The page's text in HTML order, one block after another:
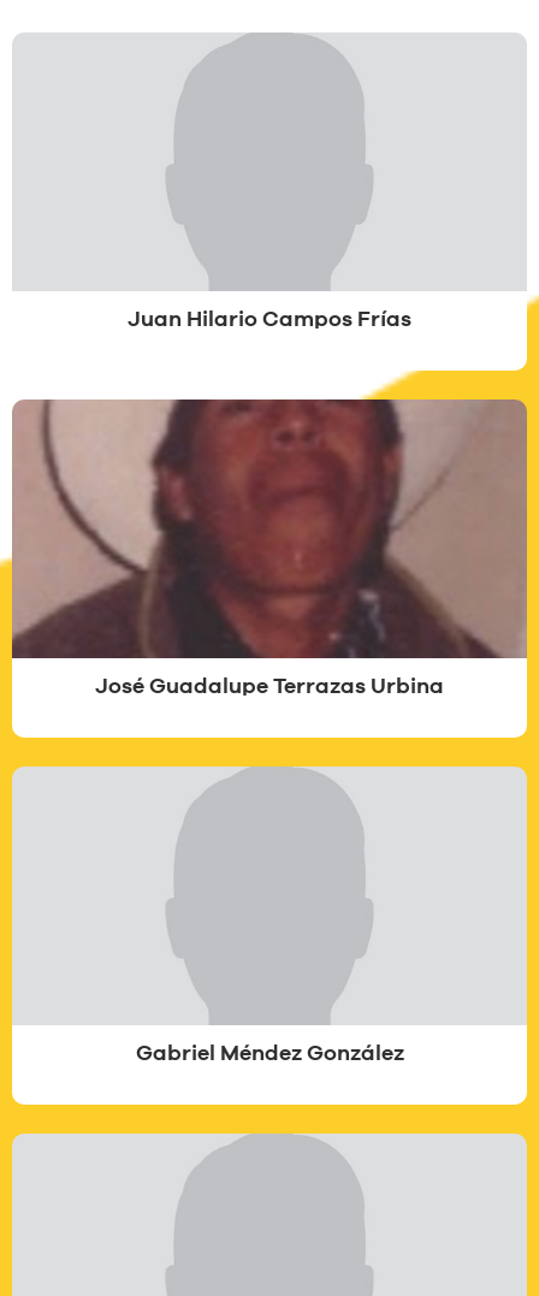
Juan Hilario Campos Frías
José Guadalupe Terrazas Urbina
Gabriel Méndez González